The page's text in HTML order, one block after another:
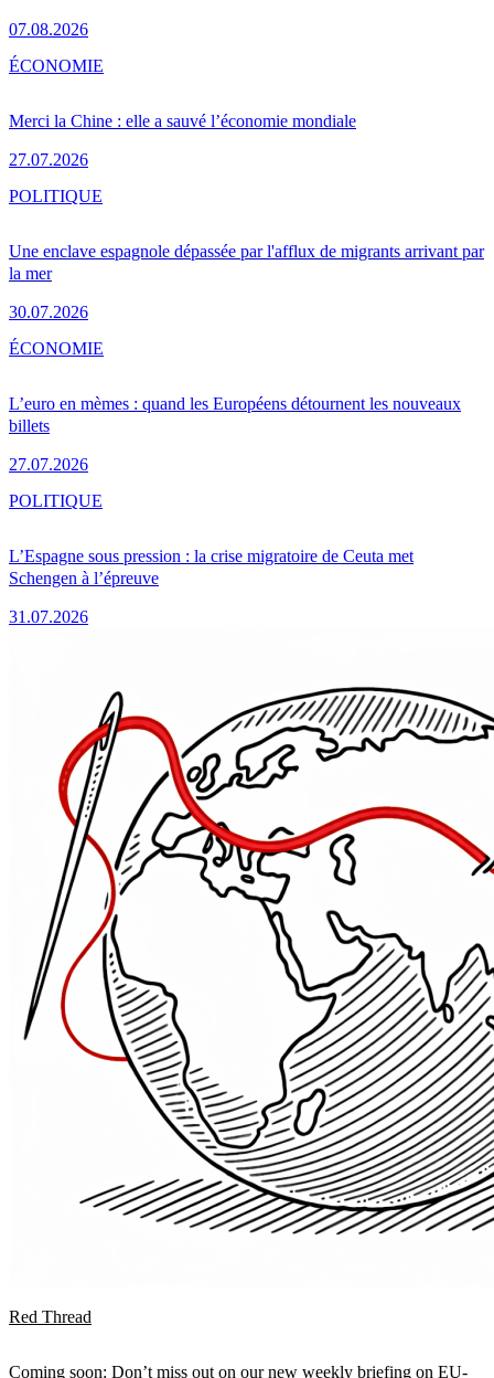
07.08.2026
Merci la Chine : elle a sauvé l’économie mondiale
27.07.2026
ÉCONOMIE
Une enclave espagnole dépassée par l'afflux de migrants arrivant par
la mer
30.07.2026
POLITIQUE
L’euro en mèmes : quand les Européens détournent les nouveaux
billets
27.07.2026
ÉCONOMIE
L’Espagne sous pression : la crise migratoire de Ceuta met
Schengen à l’épreuve
31.07.2026
POLITIQUE
Red Thread
Coming soon: Don’t miss out on our new weekly briefing on EU-